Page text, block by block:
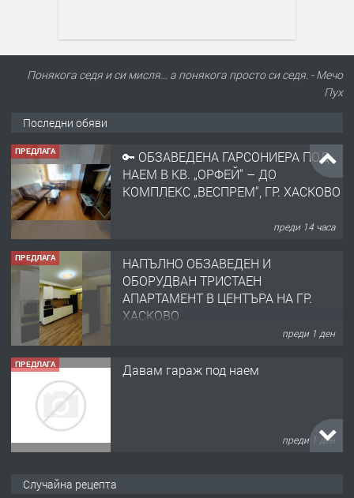
Понякога седя и си мисля... а понякога просто си седя. - Мечо
Пух
Последни обяви
ПРЕДЛАГА
🔑 ОБЗАВЕДЕНА ГАРСОНИЕРА ПОД
преди 14 часа
ПРЕДЛАГА
НАПЪЛНО ОБЗАВЕДЕН И
АПАРТАМЕНТ В ЦЕНТЪРА НА ГР.
ПРЕДЛАГА Давам гараж под наем
ПРЕДЛАГА
Любен Каравелов, Хасково-близо до
Случайна рецепта